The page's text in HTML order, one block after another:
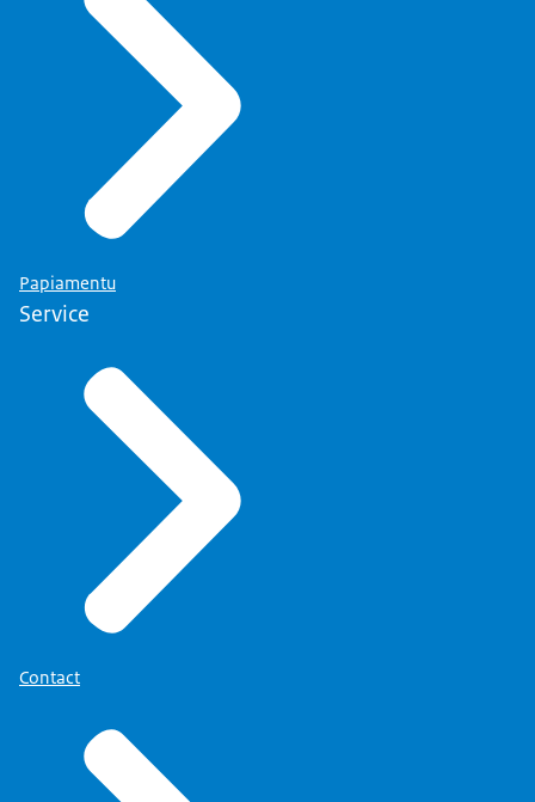
Papiamentu
Service
Contact